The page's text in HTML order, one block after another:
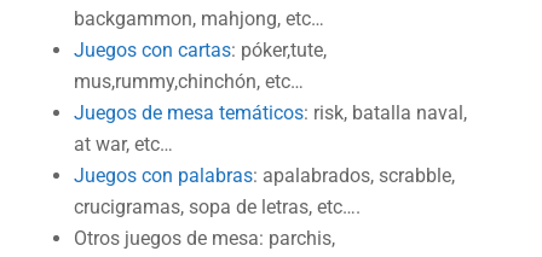
backgammon, mahjong, etc…
Juegos con cartas: póker,tute,
mus,rummy,chinchón, etc…
Juegos de mesa temáticos: risk, batalla naval,
at war, etc…
Juegos con palabras: apalabrados, scrabble,
crucigramas, sopa de letras, etc….
Otros juegos de mesa: parchis,